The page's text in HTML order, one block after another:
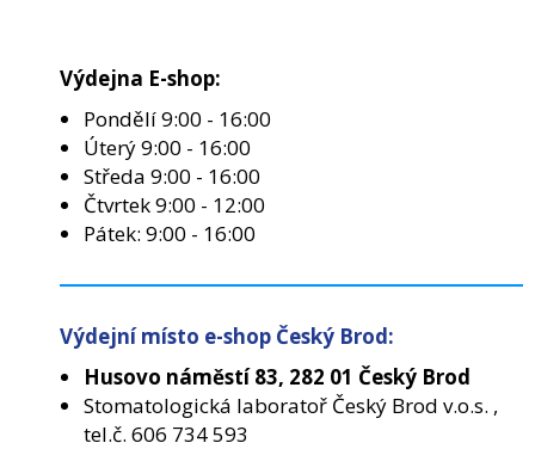
Výdejna E-shop:
Pondělí 9:00 - 16:00
Úterý 9:00 - 16:00
Středa 9:00 - 16:00
Čtvrtek 9:00 - 12:00
Pátek: 9:00 - 16:00
Výdejní místo e-shop Český Brod:
Husovo náměstí 83, 282 01 Český Brod
Stomatologická laboratoř Český Brod v.o.s. ,
tel.č. 606 734 593